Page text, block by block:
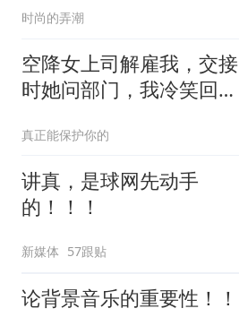
时尚的弄潮
空降女上司解雇我，交接
时她问部门，我冷笑回
真正能保护你的
讲真，是球网先动手
的！！！
新媒体 57跟贴
论背景音乐的重要性！！